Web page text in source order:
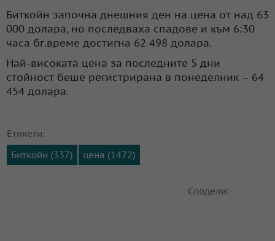
Биткойн започна днешния ден на цена от над 63
000 долара, но последваха спадове и към 6:30
часа бг.време достигна 62 498 долара.
Най-високата цена за последните 5 дни
стойност беше регистрирана в понеделник – 64
454 долара.
Етикети:
Биткойн (337)
цена (1472)
Сподели: